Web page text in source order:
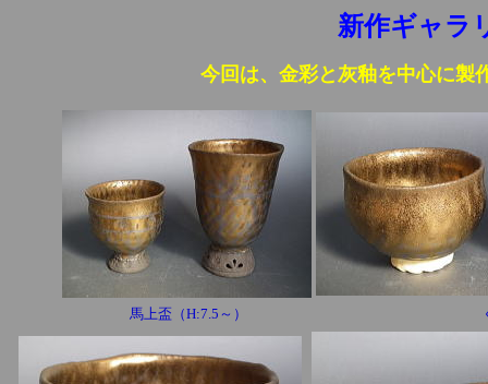
新作ギャラ
今回は、金彩と灰釉を中心に製
馬上盃（H:7.5～）